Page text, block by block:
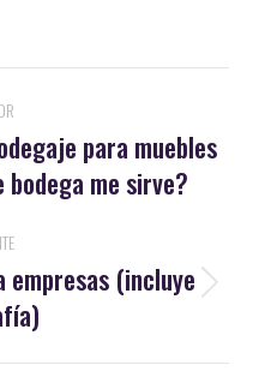
para muebles
me sirve?
empresas (incluye